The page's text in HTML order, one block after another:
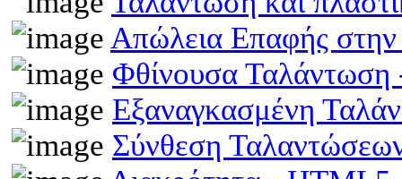
Απώλεια Επαφής
Φθίνουσα
Εξαναγκασμένη
Σύνθεση